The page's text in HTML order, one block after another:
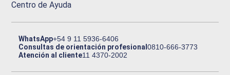
Centro de Ayuda
WhatsApp+54 9 11 5936-6406
Consultas de orientación profesional0810-666-3773
Atención al cliente11 4370-2002